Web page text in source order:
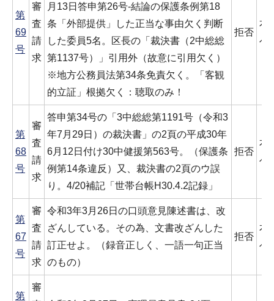
第
69
号
審
査
請
求
月13日答申第26号-結論の保護条例第18
条「外部提供」した正当な事由欠く判断
した委員5名。区長の「裁決書（2中総総
第1137号）」引用外（故意に引用欠く）
※地方公務員法第34条免責欠く。「客観
的立証」根拠欠く：聴取のみ！
拒否
本
べ
第
68
号
審
査
請
求
答申第34号の「3中総総第1191号（令和3
年7月29日）の裁決書」の2頁の平成30年
6月12日付け30中健援第563号。（保護条
例第14条違反）又、裁決書の2頁のウ誤
り。4/20補記「世帯台帳H30.4.2記録」
拒否
本
べ
第
67
号
審
査
請
求
令和3年3月26日の口頭意見陳述書は、改
ざんしている。その為、文書改ざんした
訂正せよ。（録音正しく、一語一句正当
のもの）
拒否
本
べ
第
審